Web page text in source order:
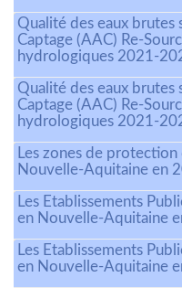
Qualité des eaux brutes
Captage (AAC) Re-
hydrologiques 2021-
Qualité des eaux brutes
Captage (AAC) Re-
hydrologiques 2021-
Les zones de protection
Nouvelle-Aquitaine en
Les Etablissements
en Nouvelle-Aquitaine
Les Etablissements
en Nouvelle-Aquitaine